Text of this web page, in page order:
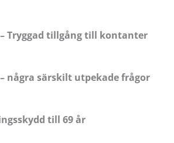
Tryggad tillgång till kontanter
några särskilt utpekade frågor
till 69 år